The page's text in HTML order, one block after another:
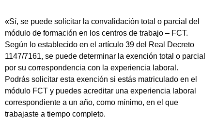
«Sí, se puede solicitar la convalidación total o parcial del
módulo de formación en los centros de trabajo – FCT.
Según lo establecido en el artículo 39 del Real Decreto
1147/7161, se puede determinar la exención total o parcial
por su correspondencia con la experiencia laboral.
Podrás solicitar esta exención si estás matriculado en el
módulo FCT y puedes acreditar una experiencia laboral
correspondiente a un año, como mínimo, en el que
trabajaste a tiempo completo.